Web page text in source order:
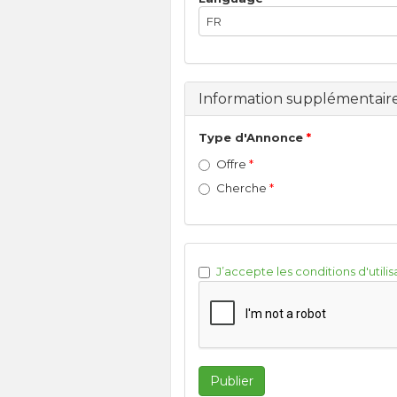
FR
Information
Type d'Annonce
Offre
Cherche
J’accepte les conditions
Publier